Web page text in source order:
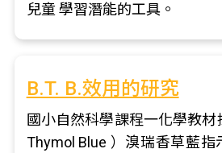
兒童 學習潛能的工具。
B.T. B.效用的研究
國小自然科學課程一化學教材
Thymol Blue ）溴瑞香草藍